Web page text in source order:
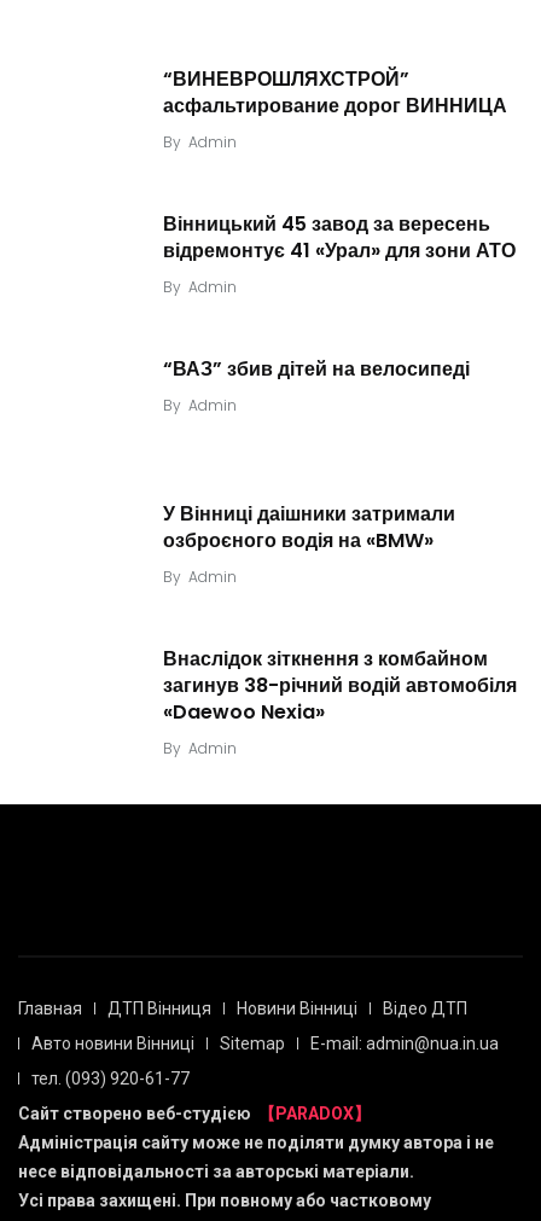
“ВИНЕВРОШЛЯХСТРОЙ”
асфальтирование дорог ВИННИЦА
By Admin
Вінницький 45 завод за вересень
відремонтує 41 «Урал» для зони АТО
By Admin
“ВАЗ” збив дітей на велосипеді
By Admin
У Вінниці даішники затримали
озброєного водія на «BMW»
By Admin
Внаслідок зіткнення з комбайном
загинув 38-річний водій автомобіля
«Daewoo Nexia»
By Admin
Главная ДТП Вінниця Новини Вінниці
Відео ДТП
Авто новини Вінниці
Sitemap
E-mail: admin@nua.in.ua
тел. (093) 920-61-77
Сайт створено веб-студією
【PARADOX】
Адміністрація сайту може не поділяти думку автора і не
несе відповідальності за авторські матеріали.
Усі права захищені. При повному або частковому